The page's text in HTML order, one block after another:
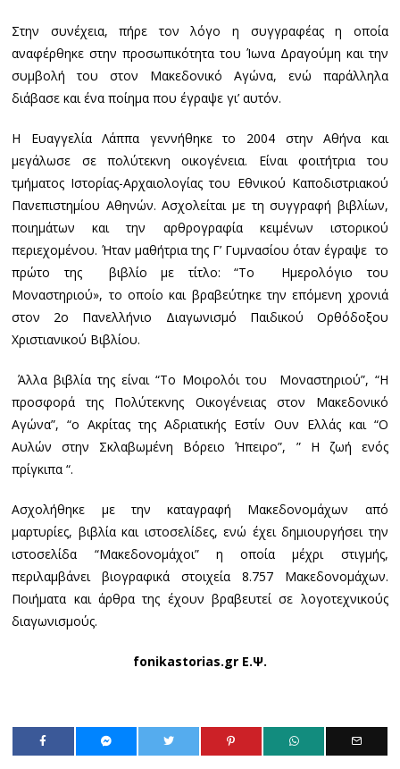
Στην συνέχεια, πήρε τον λόγο η συγγραφέας η οποία
αναφέρθηκε στην προσωπικότητα του Ίωνα Δραγούμη και την
συμβολή του στον Μακεδονικό Αγώνα, ενώ παράλληλα
διάβασε και ένα ποίημα που έγραψε γι’ αυτόν.
Η Ευαγγελία Λάππα γεννήθηκε το 2004 στην Αθήνα και
μεγάλωσε σε πολύτεκνη οικογένεια. Είναι φοιτήτρια του
τμήματος Ιστορίας-Αρχαιολογίας του Εθνικού Καποδιστριακού
Πανεπιστημίου Αθηνών. Ασχολείται με τη συγγραφή βιβλίων,
ποιημάτων και την αρθρογραφία κειμένων ιστορικού
περιεχομένου. Ήταν μαθήτρια της Γ’ Γυμνασίου όταν έγραψε το
πρώτο της βιβλίο με τίτλο: “Το Ημερολόγιο του
Μοναστηριού», το οποίο και βραβεύτηκε την επόμενη χρονιά
στον 2ο Πανελλήνιο Διαγωνισμό Παιδικού Ορθόδοξου
Χριστιανικού Βιβλίου.
Άλλα βιβλία της είναι “Το Μοιρολόι του Μοναστηριού”, “Η
προσφορά της Πολύτεκνης Οικογένειας στον Μακεδονικό
Αγώνα”, “ο Ακρίτας της Αδριατικής Εστίν Ουν Ελλάς και “Ο
Αυλών στην Σκλαβωμένη Βόρειο Ήπειρο”, ” Η ζωή ενός
πρίγκιπα “.
Ασχολήθηκε με την καταγραφή Μακεδονομάχων από
μαρτυρίες, βιβλία και ιστοσελίδες, ενώ έχει δημιουργήσει την
ιστοσελίδα “Μακεδονομάχοι” η οποία μέχρι στιγμής,
περιλαμβάνει βιογραφικά στοιχεία 8.757 Μακεδονομάχων.
Ποιήματα και άρθρα της έχουν βραβευτεί σε λογοτεχνικούς
διαγωνισμούς.
fonikastorias.gr Ε.Ψ.